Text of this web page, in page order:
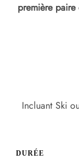
première paire
Incluant Ski
DURÉE